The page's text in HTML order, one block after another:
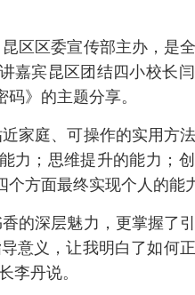
区区委宣传部主办，是
嘉宾昆区团结四小校长
》的主题分享。
家庭、可操作的实用方
力；思维提升的能力；创
方面最终实现个人的能
的深层魅力，更掌握了
意义，让我明白了如何
李丹说。